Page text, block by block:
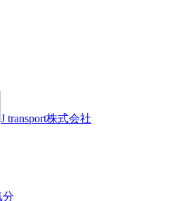
J transport株式会社